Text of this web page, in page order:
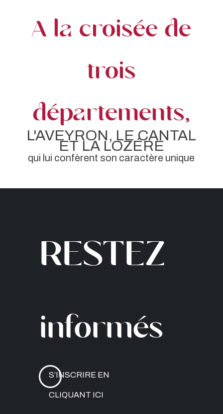
A la croisée de
trois
départements,
L'AVEYRON, LE CANTAL
ET LA LOZÉRE
qui lui confèrent son caractère unique
Restez
informés
S’INSCRIRE EN
CLIQUANT ICI